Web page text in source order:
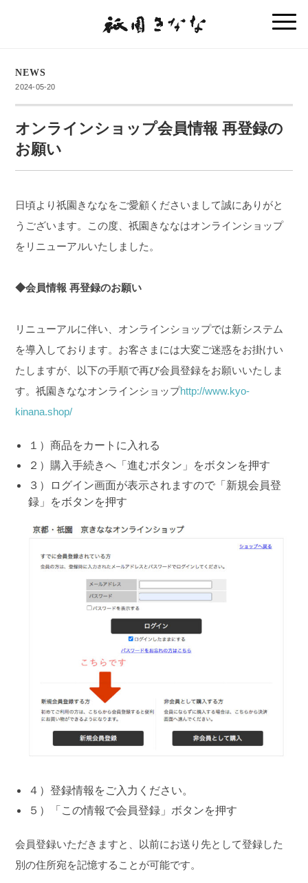
NEWS
2024-05-20
オンラインショップ会員情報 再登録の
お願い
日頃より祇園きななをご愛顧くださいまして誠にありがと
うございます。この度、祇園きななはオンラインショップ
をリニューアルいたしました。
◆会員情報 再登録のお願い
リニューアルに伴い、オンラインショップでは新システム
を導入しております。 お客さまには大変ご迷惑をお掛けい
たしますが、以下の手順で再び会員登録をお願いいたしま
す。祇園きななオンラインショップhttp://www.kyo-
kinana.shop/
１）商品をカートに入れる
２）購入手続きへ「進むボタン」をボタンを押す
３）ログイン画面が表示されますので「新規会員登
録」をボタンを押す
４）登録情報をご入力ください。
５）「この情報で会員登録」ボタンを押す
会員登録いただきますと、以前にお送り先として登録した
別の住所宛を記憶することが可能です。